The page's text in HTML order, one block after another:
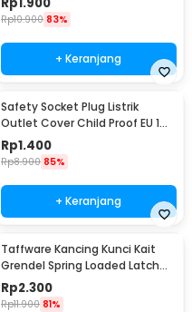
Rp10.900 83%
+ Keranjang
Safety Socket Plug Listrik
Outlet Cover Child Proof EU 1
PCS
Rp1.400
Rp8.900 85%
+ Keranjang
Taffware Kancing Kunci Kait
Grendel Spring Loaded Latch
Catch Hasp - KAK-J107
Rp2.300
Rp11.900 81%